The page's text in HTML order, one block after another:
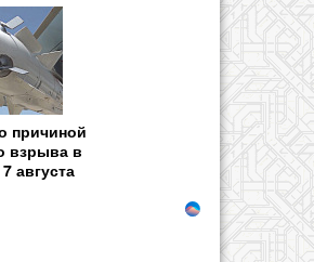
причиной
взрыва в
августа